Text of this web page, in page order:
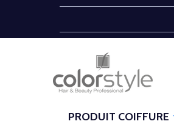
PRODUIT COIFFURE